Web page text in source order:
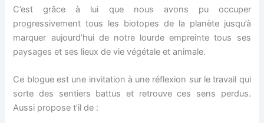
C’est grâce à lui que nous avons pu occuper
progressivement tous les biotopes de la planète jusqu’à
marquer aujourd’hui de notre lourde empreinte tous ses
paysages et ses lieux de vie végétale et animale.
Ce blogue est une invitation à une réflexion sur le travail qui
sorte des sentiers battus et retrouve ces sens perdus.
Aussi propose t’il de :